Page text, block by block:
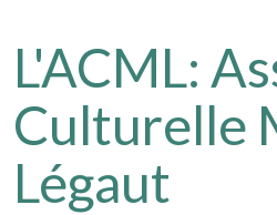
L'ACML:
Culturelle
Légaut